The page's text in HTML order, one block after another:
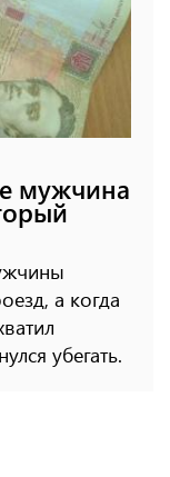
мужчина
а когда
убегать.